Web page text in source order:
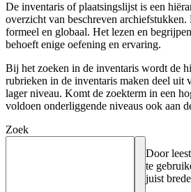
De inventaris of plaatsingslijst is een
overzicht van beschreven
formeel en globaal. Het lezen en
behoeft enige oefening en ervaring.
Bij het zoeken in de inventaris wordt de
rubrieken in de inventaris maken deel uit
lager niveau. Komt de zoekterm in een
voldoen onderliggende niveaus ook aan
Zoek
Door
te
juist